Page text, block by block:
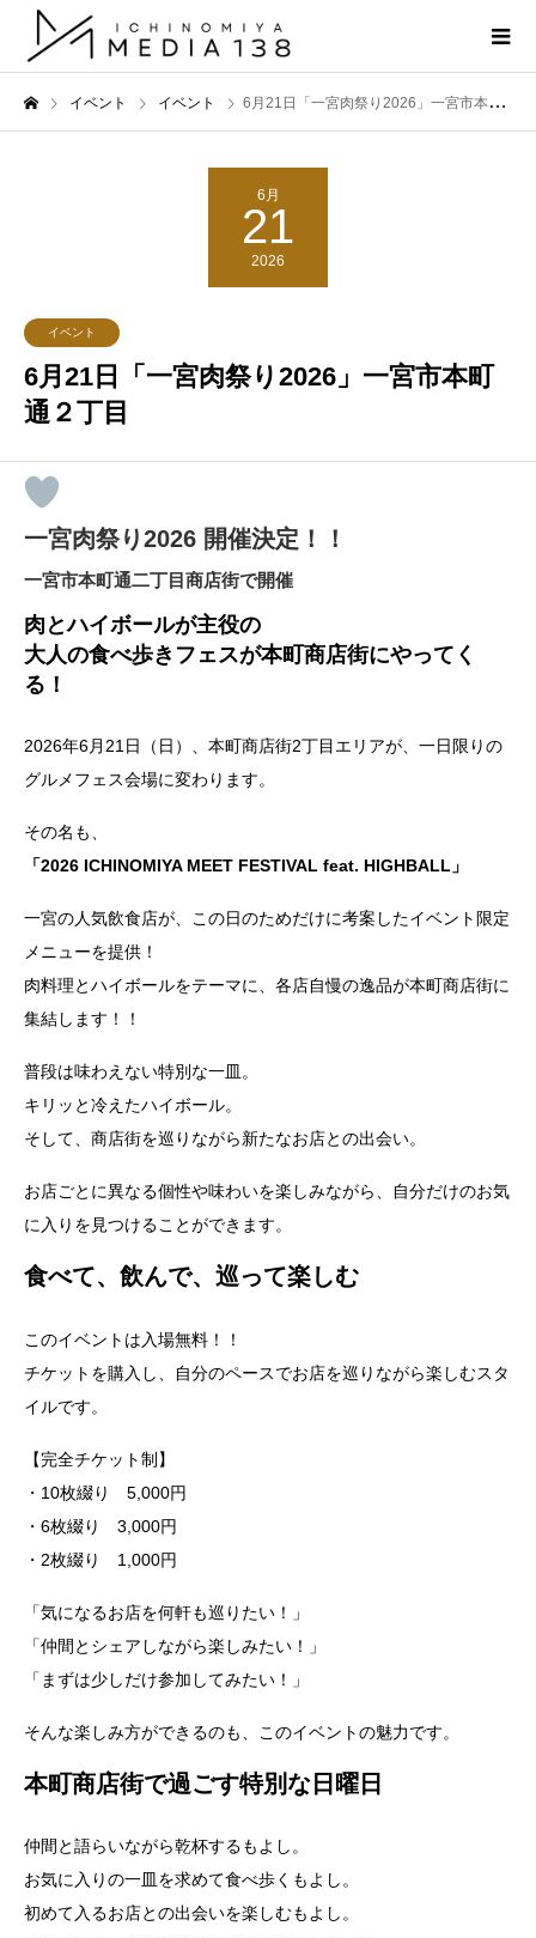
イベント イベント 6月21日「一宮肉祭り2026」一宮市本町通２丁目
6月
21
2026
イベント
6月21日「一宮肉祭り2026」一宮市本町
通２丁目
一宮肉祭り2026 開催決定！！
一宮市本町通二丁目商店街で開催
肉とハイボールが主役の
大人の食べ歩きフェスが本町商店街にやってく
る！
2026年6月21日（日）、本町商店街2丁目エリアが、一日限りの
グルメフェス会場に変わります。
その名も、
「2026 ICHINOMIYA MEET FESTIVAL feat. HIGHBALL」
一宮の人気飲食店が、この日のためだけに考案したイベント限定
メニューを提供！
肉料理とハイボールをテーマに、各店自慢の逸品が本町商店街に
集結します！！
普段は味わえない特別な一皿。
キリッと冷えたハイボール。
そして、商店街を巡りながら新たなお店との出会い。
お店ごとに異なる個性や味わいを楽しみながら、自分だけのお気
に入りを見つけることができます。
食べて、飲んで、巡って楽しむ
このイベントは入場無料！！
チケットを購入し、自分のペースでお店を巡りながら楽しむスタ
イルです。
【完全チケット制】
・10枚綴り 5,000円
・6枚綴り 3,000円
・2枚綴り 1,000円
「気になるお店を何軒も巡りたい！」
「仲間とシェアしながら楽しみたい！」
「まずは少しだけ参加してみたい！」
そんな楽しみ方ができるのも、このイベントの魅力です。
本町商店街で過ごす特別な日曜日
仲間と語らいながら乾杯するもよし。
お気に入りの一皿を求めて食べ歩くもよし。
初めて入るお店との出会いを楽しむもよし。